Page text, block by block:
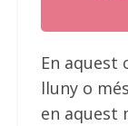
En aquest
lluny o
en aquest